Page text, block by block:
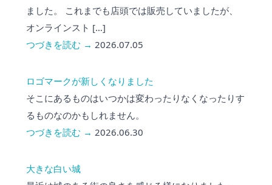
ました。 これまでも店頭では販売していましたが、
オンラインスト […]
つづきを読む → 2026.07.05
ロゴマークが新しくなりました
そこにあるものはいつかは変わったりなくなったりす
るものなのかもしれません。
つづきを読む → 2026.06.30
大きな白い城